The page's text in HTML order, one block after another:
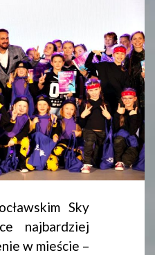
Sky
najbardziej
w mieście –